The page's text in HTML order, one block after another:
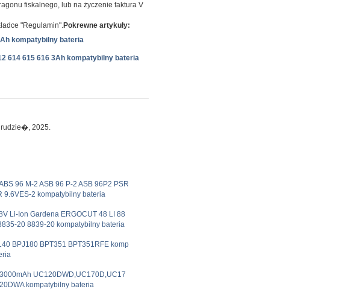
fiskalnego, lub na życzenie faktura V
"Regulamin".Pokrewne artykuły:
kompatybilny bateria
614 615 616 3Ah kompatybilny bateria
2025.
96 M-2 ASB 96 P-2 ASB 96P2 PSR
9.6VES-2 kompatybilny bateria
Li-Ion Gardena ERGOCUT 48 LI 88
20 8839-20 kompatybilny bateria
BPJ180 BPT351 BPT351RFE komp
UC120DWD,UC170D,UC17
kompatybilny bateria